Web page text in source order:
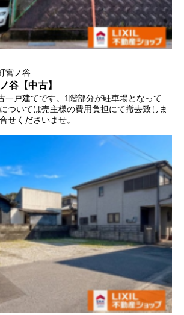
宮ノ谷
谷【中古】
一戸建てです。1階部分が駐車場となって
ついては売主様の費用負担にて撤去致しま
せくださいませ。